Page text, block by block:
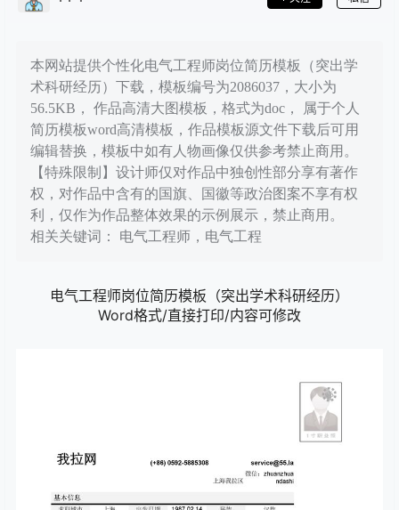
本网站提供个性化电气工程师岗位简历模板（突出学
术科研经历）下载，模板编号为2086037，大小为
56.5KB， 作品高清大图模板，格式为doc， 属于个人
简历模板word高清模板，作品模板源文件下载后可用
编辑替换，模板中如有人物画像仅供参考禁止商用。
【特殊限制】设计师仅对作品中独创性部分享有著作
权，对作品中含有的国旗、国徽等政治图案不享有权
利，仅作为作品整体效果的示例展示，禁止商用。
相关关键词： 电气工程师，电气工程
电气工程师岗位简历模板（突出学术科研经历）
Word格式/直接打印/内容可修改